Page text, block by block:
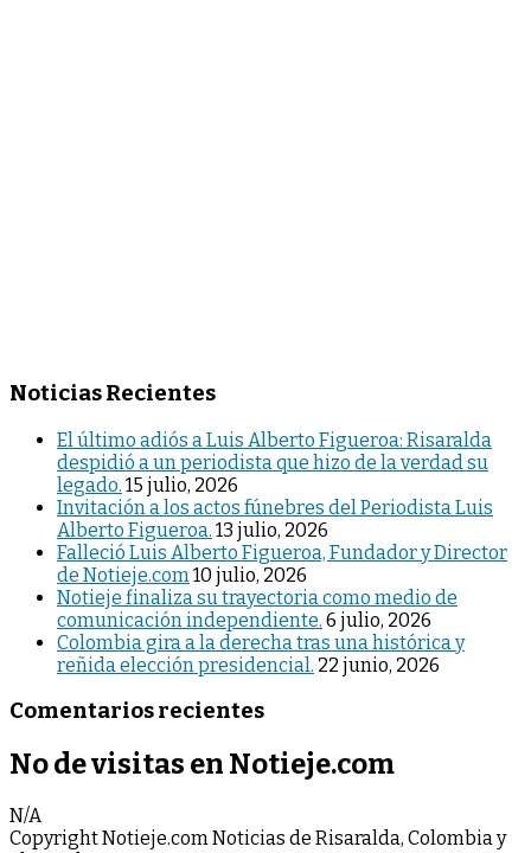
Noticias Recientes
El último adiós a Luis Alberto Figueroa: Risaralda
despidió a un periodista que hizo de la verdad su
legado. 15 julio, 2026
Invitación a los actos fúnebres del Periodista Luis
Alberto Figueroa. 13 julio, 2026
Falleció Luis Alberto Figueroa, Fundador y Director
de Notieje.com 10 julio, 2026
Notieje finaliza su trayectoria como medio de
comunicación independiente. 6 julio, 2026
Colombia gira a la derecha tras una histórica y
reñida elección presidencial. 22 junio, 2026
Comentarios recientes
No de visitas en Notieje.com
N/A
Copyright Notieje.com Noticias de Risaralda, Colombia y